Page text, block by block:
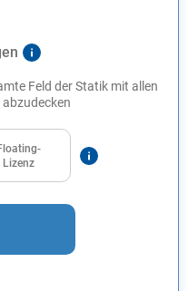
Feld der Statik mit allen
Lizenz